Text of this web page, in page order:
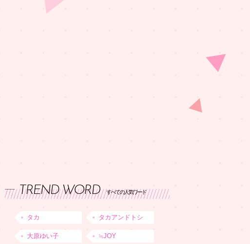
TREND WORD すべての人気ワード
タカ タカアンドトシ
大原ゆい子 ≒JOY